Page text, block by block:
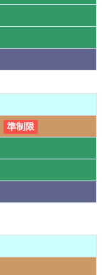
準制限